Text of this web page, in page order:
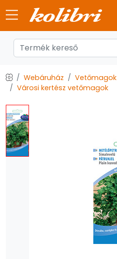
Webáruház
Vetőmagok
Városi kertész vetőmagok